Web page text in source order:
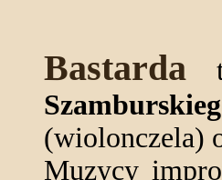
Bastarda
(wiolonczela)
Muzycy